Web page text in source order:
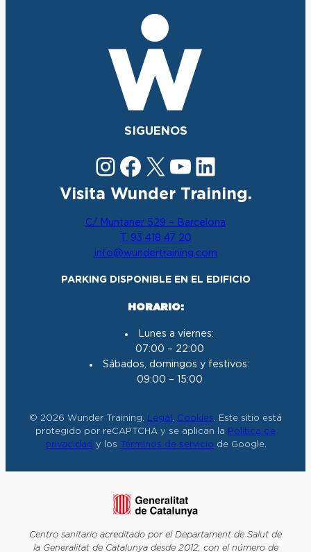
SIGUENOS
InstagramFacebook X YouTube LinkedIn
Visita Wunder Training.
C/ Muntaner 529 – Barcelona
T. 93 418 47 20
info@wundertraining.com
PARKING DISPONIBLE EN EL EDIFICIO
HORARIO:
Lunes a viernes:
07:00 – 22:00
Sábados, domingos y festivos:
09:00 – 15:00
© 2026 Wunder Training. Legal . Cookies. Este sitio está
protegido por reCAPTCHA y se aplican la Política de
privacidad y los Términos de servicio de Google.
Centro sanitario acreditado por el Departament de Salut de
la Generalitat de Catalunya desde 2012, con el número de